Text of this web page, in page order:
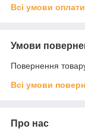
Всі умови оплати
Умови
Повернення
Всі умови
Про нас